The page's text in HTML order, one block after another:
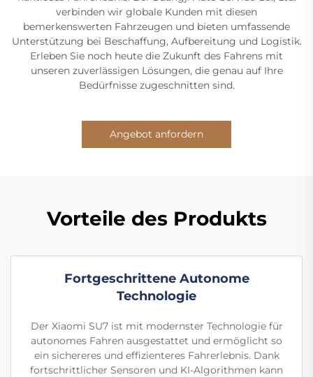
verbinden wir globale Kunden mit diesen
bemerkenswerten Fahrzeugen und bieten umfassende
Unterstützung bei Beschaffung, Aufbereitung und Logistik.
Erleben Sie noch heute die Zukunft des Fahrens mit
unseren zuverlässigen Lösungen, die genau auf Ihre
Bedürfnisse zugeschnitten sind.
Angebot anfordern
Vorteile des Produkts
Fortgeschrittene Autonome
Technologie
Der Xiaomi SU7 ist mit modernster Technologie für
autonomes Fahren ausgestattet und ermöglicht so
ein sichereres und effizienteres Fahrerlebnis. Dank
fortschrittlicher Sensoren und KI-Algorithmen kann